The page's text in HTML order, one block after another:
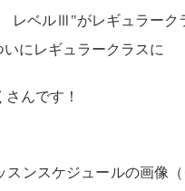
レベルⅢ"がレギュラーク
いにレギュラークラスに
んです！
スンスケジュールの画像